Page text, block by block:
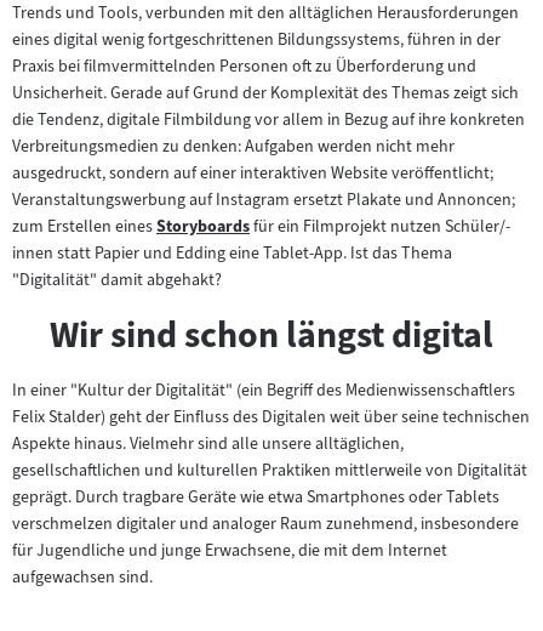
Trends und Tools, verbunden mit den alltäglichen Herausforderungen
eines digital wenig fortgeschrittenen Bildungssystems, führen in der
Praxis bei filmvermittelnden Personen oft zu Überforderung und
Unsicherheit. Gerade auf Grund der Komplexität des Themas zeigt sich
die Tendenz, digitale Filmbildung vor allem in Bezug auf ihre konkreten
Verbreitungsmedien zu denken: Aufgaben werden nicht mehr
ausgedruckt, sondern auf einer interaktiven Website veröffentlicht;
Veranstaltungswerbung auf Instagram ersetzt Plakate und Annoncen;
zum Erstellen einesZum
Inhalt:
Storyboardsfür ein Filmprojekt nutzen Schüler/-
innen statt Papier und Edding eine Tablet-App. Ist das Thema
"Digitalität" damit abgehakt?
Wir sind schon längst digital
In einer "Kultur der Digitalität" (ein Begriff des Medienwissenschaftlers
Felix Stalder) geht der Einfluss des Digitalen weit über seine technischen
Aspekte hinaus. Vielmehr sind alle unsere alltäglichen,
gesellschaftlichen und kulturellen Praktiken mittlerweile von Digitalität
geprägt. Durch tragbare Geräte wie etwa Smartphones oder Tablets
verschmelzen digitaler und analoger Raum zunehmend, insbesondere
für Jugendliche und junge Erwachsene, die mit dem Internet
aufgewachsen sind.